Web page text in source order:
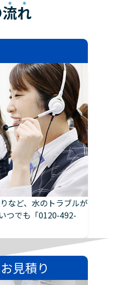
流れ
など、水のトラブルが
つでも「0120-492-
見積り